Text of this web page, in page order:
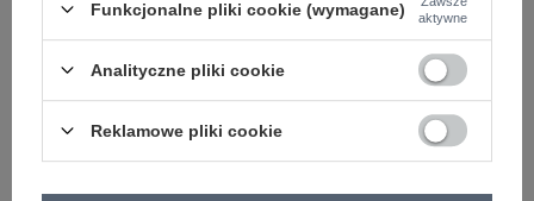
Zobacz wszystkie kolory (+2)
Masz pytanie? Chętnie pomożemy.
Zadzwoń+48 601 547 740 Zadaj pytanie
Funkcjonalne pliki cookie (wymagane)
aktywne
Analityczne pliki cookie
Reklamowe pliki cookie